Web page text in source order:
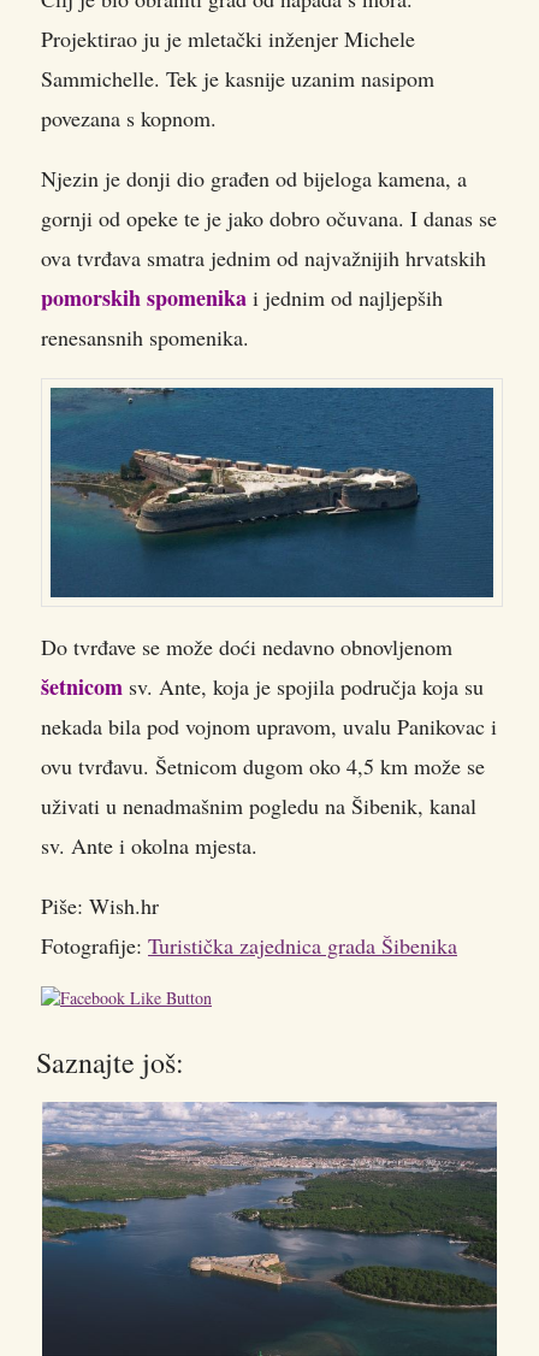
Projektirao ju je mletački inženjer Michele
Sammichelle. Tek je kasnije uzanim nasipom
povezana s kopnom.
Njezin je donji dio građen od bijeloga kamena, a
gornji od opeke te je jako dobro očuvana. I danas se
ova tvrđava smatra jednim od najvažnijih hrvatskih
pomorskih spomenika i jednim od najljepših
renesansnih spomenika.
Do tvrđave se može doći nedavno obnovljenom
šetnicom sv. Ante, koja je spojila područja koja su
nekada bila pod vojnom upravom, uvalu Panikovac i
ovu tvrđavu. Šetnicom dugom oko 4,5 km može se
uživati u nenadmašnim pogledu na Šibenik, kanal
sv. Ante i okolna mjesta.
Piše: Wish.hr
Fotografije: Turistička zajednica grada Šibenika
Saznajte još: